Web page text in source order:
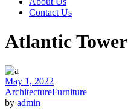
Contact Us
Atlantic Tower
May 1, 2022
ArchitectureFurniture
by admin